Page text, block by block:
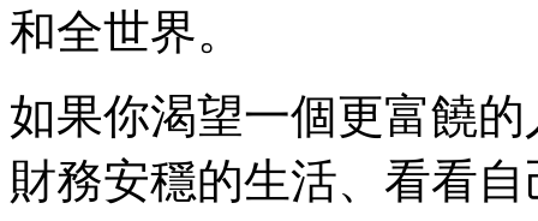
和全世界。
如果你渴望一個更富饒
財務安穩的生活、看看